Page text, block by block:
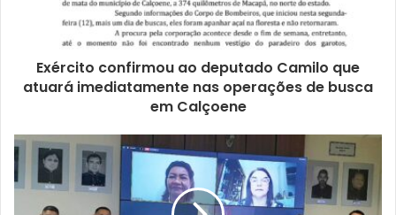
Exército confirmou ao deputado Camilo que
atuará imediatamente nas operações de busca
em Calçoene